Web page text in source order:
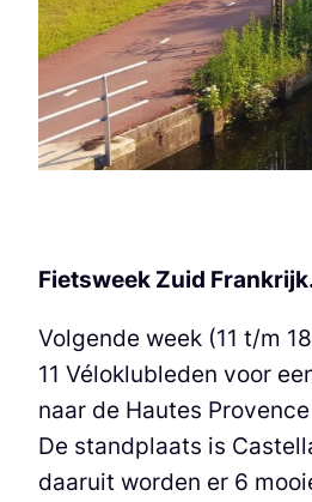
Fietsweek Zuid
Volgende week (11 t/m
11 Véloklubleden voor
naar de Hautes
De standplaats is
daaruit worden er 6